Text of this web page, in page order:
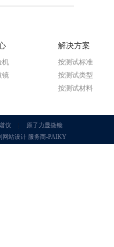
机
镜
解决方案
按测试标准
按测试类型
按测试材料
仪
原子力显微镜
网站设计 服务商-PAIKY